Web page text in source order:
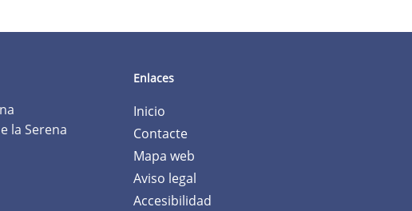
la Serena
Enlaces
Inicio
Contacte
Mapa web
Aviso legal
Accesibilidad